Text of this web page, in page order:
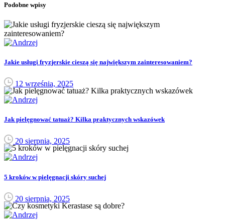
Podobne wpisy
Jakie usługi fryzjerskie cieszą się największym zainteresowaniem?
12 września, 2025
Jak pielęgnować tatuaż? Kilka praktycznych wskazówek
20 sierpnia, 2025
5 kroków w pielęgnacji skóry suchej
20 sierpnia, 2025